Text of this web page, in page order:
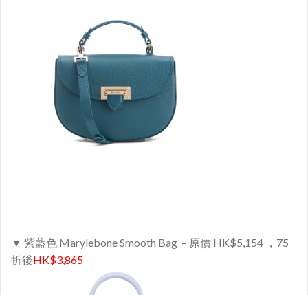
▼ 紫藍色 Marylebone Smooth Bag – 原價 HK$5,154 ，75
折後HK$3,865